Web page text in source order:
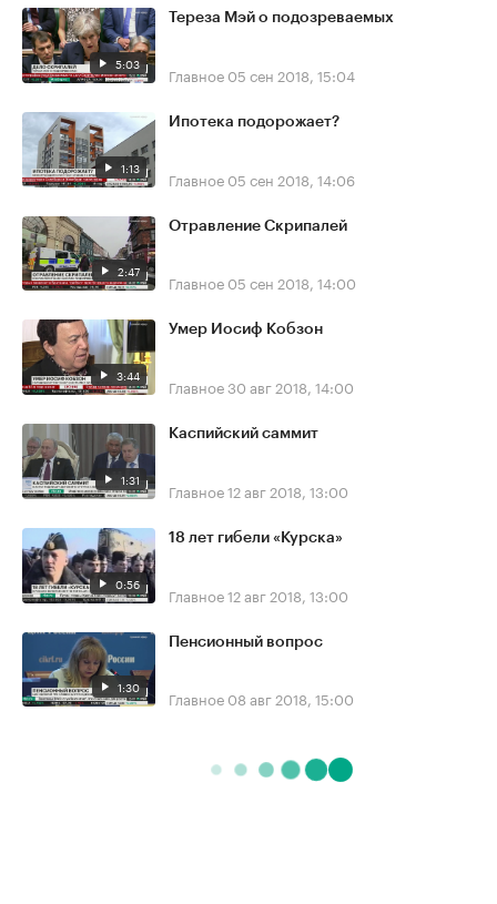
5:03
Тереза Мэй о подозреваемых
Главное 05 сен 2018, 15:04
1:13
Ипотека подорожает?
Главное 05 сен 2018, 14:06
2:47
Отравление Скрипалей
Главное 05 сен 2018, 14:00
3:44
Умер Иосиф Кобзон
Главное30 авг 2018, 14:00
1:31
Каспийский саммит
Главное12 авг 2018, 13:00
0:56
18 лет гибели «Курска»
Главное12 авг 2018, 13:00
1:30
Пенсионный вопрос
Главное 08 авг 2018, 15:00